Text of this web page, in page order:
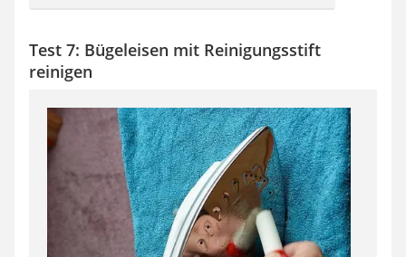
Test 7: Bügeleisen mit Reinigungsstift
reinigen